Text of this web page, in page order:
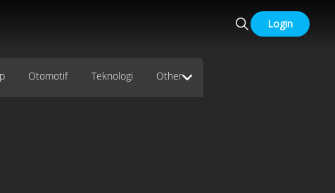
Login
Otomotif Teknologi Other